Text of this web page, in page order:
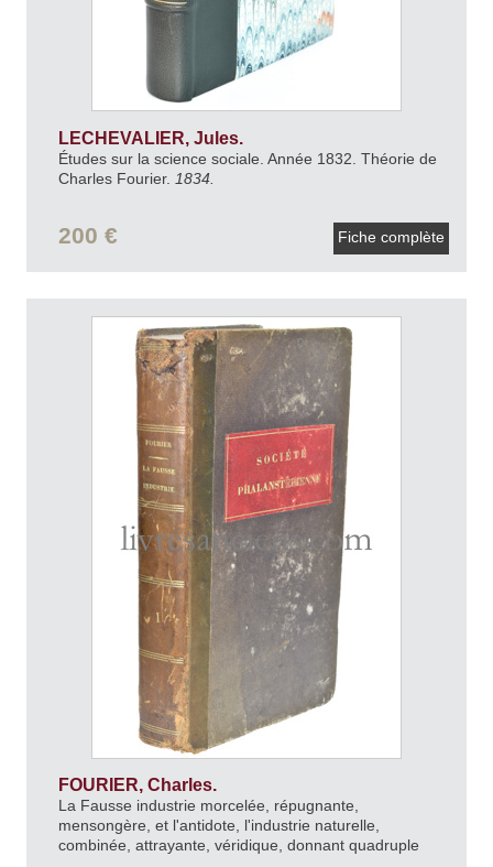
LECHEVALIER, Jules.
Études sur la science sociale. Année 1832. Théorie de
Charles Fourier. 1834.
200 € Fiche complète
FOURIER, Charles.
La Fausse industrie morcelée, répugnante,
mensongère, et l'antidote, l'industrie naturelle,
combinée, attrayante, véridique, donnant quadruple